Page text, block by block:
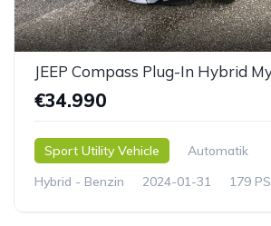
€34.990
Sport Utility Vehicle
Automatik
Hybrid - Benzin
2024-01-31 179 PS